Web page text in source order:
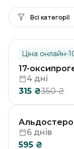
Всі категорії
Ціна онлайн-
17-
4 дні
315 ₴350₴
6 днів
595 ₴